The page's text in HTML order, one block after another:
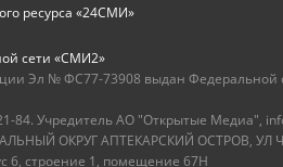
ресурса «24СМИ»
сети «СМИ2»
Эл № ФС77-73908 выдан
84. Учредитель АО "Открытые Медиа",
ОКРУГ АПТЕКАРСКИЙ ОСТРОВ,
6, строение 1, помещение 67Н